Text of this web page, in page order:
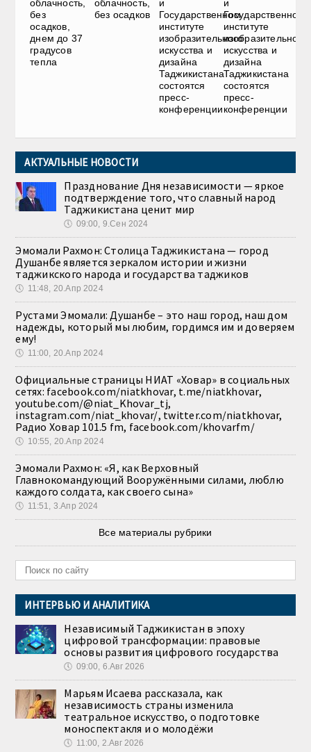
облачность,
без
осадков,
днем до 37
градусов
тепла
облачность,
без осадков
и
Государственном
институте
изобразительного
искусства и
дизайна
Таджикистана
состоятся
пресс-
конференции
и
Государственном
институте
изобразительного
искусства и
дизайна
Таджикистана
состоятся
пресс-
конференции
АКТУАЛЬНЫЕ НОВОСТИ
Празднование Дня независимости — яркое
подтверждение того, что славный народ
Таджикистана ценит мир
🕔 09:00, 9.Сен 2024
Эмомали Рахмон: Столица Таджикистана — город
Душанбе является зеркалом истории и жизни
таджикского народа и государства таджиков
🕔 11:48, 20.Апр 2024
Рустами Эмомали: Душанбе – это наш город, наш дом
надежды, который мы любим, гордимся им и доверяем
ему!
🕔 11:00, 20.Апр 2024
Официальные страницы НИАТ «Ховар» в социальных
сетях: facebook.com/niatkhovar, t.me/niatkhovar,
youtube.com/@niat_Khovar_tj,
instagram.com/niat_khovar/, twitter.com/niatkhovar,
Радио Ховар 101.5 fm, facebook.com/khovarfm/
🕔 10:55, 20.Апр 2024
Эмомали Рахмон: «Я, как Верховный
Главнокомандующий Вооружёнными силами, люблю
каждого солдата, как своего сына»
🕔 11:51, 3.Апр 2024
Все материалы рубрики
ИНТЕРВЬЮ И АНАЛИТИКА
Независимый Таджикистан в эпоху
цифровой трансформации: правовые
основы развития цифрового государства
🕔 09:00, 6.Авг 2026
Марьям Исаева рассказала, как
независимость страны изменила
театральное искусство, о подготовке
моноспектакля и о молодёжи
🕔 11:00, 2.Авг 2026